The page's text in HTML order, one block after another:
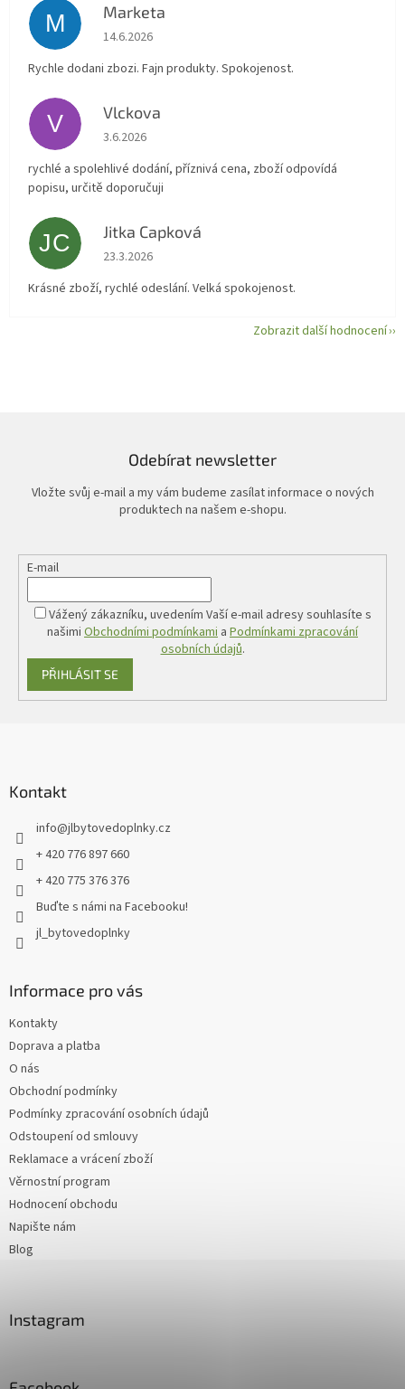
M Marketa
Hodnocení obchodu je 5 z 5 hvězdiček.
14.6.2026
Rychle dodani zbozi. Fajn produkty. Spokojenost.
V Vlckova
Hodnocení obchodu je 5 z 5 hvězdiček.
3.6.2026
rychlé a spolehlivé dodání, příznivá cena, zboží odpovídá
popisu, určitě doporučuji
JC Jitka Capková
Hodnocení obchodu je 5 z 5 hvězdiček.
23.3.2026
Krásné zboží, rychlé odeslání. Velká spokojenost.
Zobrazit další hodnocení
Odebírat newsletter
Vložte svůj e-mail a my vám budeme zasílat informace o nových
produktech na našem e-shopu.
E-mail
Vážený zákazníku, uvedením Vaší e-mail adresy souhlasíte s
našimi Obchodními podmínkami a Podmínkami zpracování
osobních údajů.
PŘIHLÁSIT SE
Kontakt
info@jlbytovedoplnky.cz
+ 420 776 897 660
+ 420 775 376 376
Buďte s námi na Facebooku!
jl_bytovedoplnky
Informace pro vás
Kontakty
Doprava a platba
O nás
Obchodní podmínky
Podmínky zpracování osobních údajů
Odstoupení od smlouvy
Reklamace a vrácení zboží
Věrnostní program
Hodnocení obchodu
Napište nám
Blog
Instagram